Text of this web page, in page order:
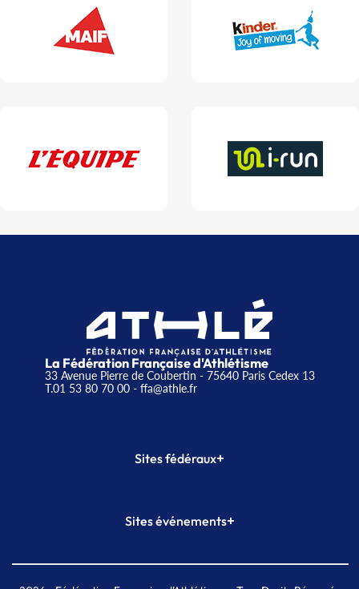
La Fédération Française d'Athlétisme
33 Avenue Pierre de Coubertin - 75640 Paris Cedex 13
T.01 53 80 70 00- ffa@athle.fr
Sites fédéraux+
Plateforme Formation
Sites événements+
Meeting de Paris indoor